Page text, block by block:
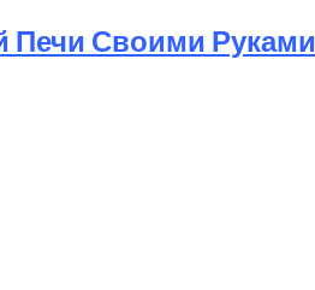
Печи Своими Руками